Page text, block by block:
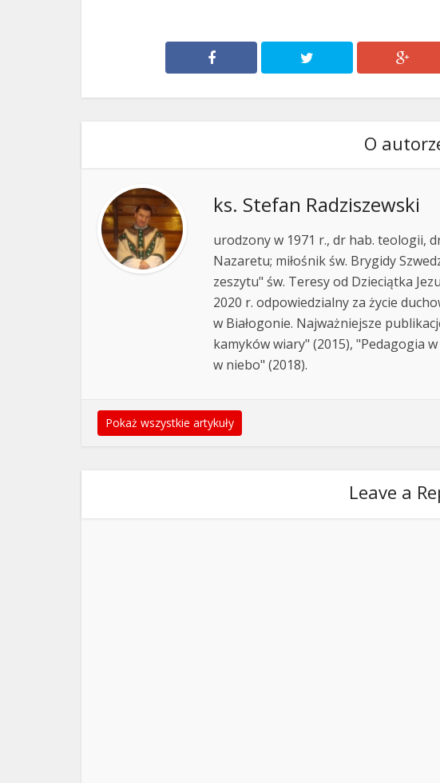
O
ks. Stefan Radziszewski
urodzony w 1971 r., dr hab. teologii,
Nazaretu; miłośnik św. Brygidy
zeszytu" św. Teresy od Dzieciątka
2020 r. odpowiedzialny za życie
w Białogonie. Najważniejsze
kamyków wiary" (2015), "Pedagogia
w niebo" (2018).
Pokaż wszystkie artykuły
Leave a